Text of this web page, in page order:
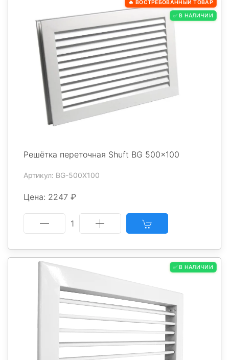
🔥 ВОСТРЕБОВАННЫЙ ТОВАР
✅ В НАЛИЧИИ
Решётка переточная Shuft BG 500x100
Артикул: BG-500X100
Цена: 2247 ₽
1
✅ В НАЛИЧИИ